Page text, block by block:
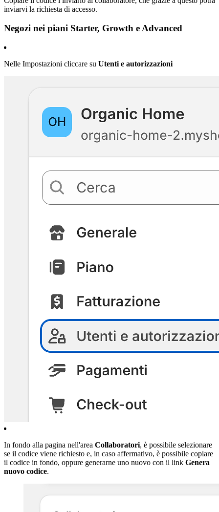
inviarvi la richiesta di accesso.
Negozi nei piani Starter, Growth e Advanced
Nelle Impostazioni cliccare su Utenti e autorizzazioni
In fondo alla pagina nell'area Collaboratori, è possibile selezionare
se il codice viene richiesto e, in caso affermativo, è possibile copiare
il codice in fondo, oppure generarne uno nuovo con il link Genera
nuovo codice.